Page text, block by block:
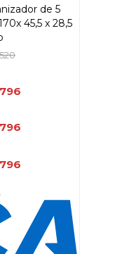
de 5
45,5 x 28,5